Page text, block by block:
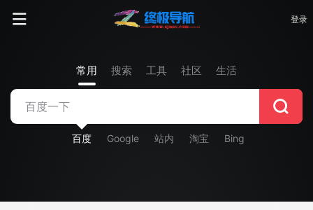
登录
常用 搜索 工具 社区 生活
百度 Google 站内 淘宝 Bing